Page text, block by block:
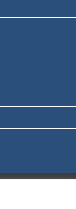
Europos
iš dalies